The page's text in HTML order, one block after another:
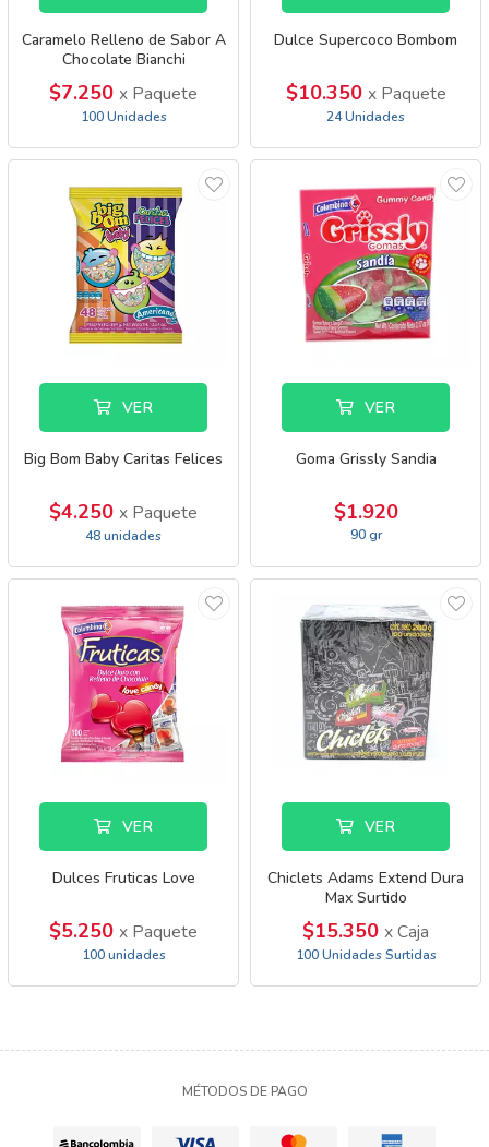
Caramelo Relleno de Sabor A
Chocolate Bianchi
$7.250 x Paquete
100 Unidades
Dulce Supercoco Bombom
$10.350 x Paquete
24 Unidades
VER
Big Bom Baby Caritas Felices
$4.250 x Paquete
48 unidades
VER
Goma Grissly Sandia
$1.920
90 gr
VER
Dulces Fruticas Love
$5.250 x Paquete
100 unidades
VER
Chiclets Adams Extend Dura
Max Surtido
$15.350 x Caja
100 Unidades Surtidas
MÉTODOS DE PAGO